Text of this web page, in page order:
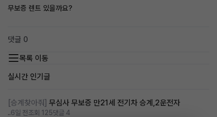
무보증 렌트 있을까요?
댓글 0
목록 이동
실시간 인기글
[승계찾아줘] 무심사 무보증 만21세 전기차 승계,2운전자
..6일 전조회 125댓글 4